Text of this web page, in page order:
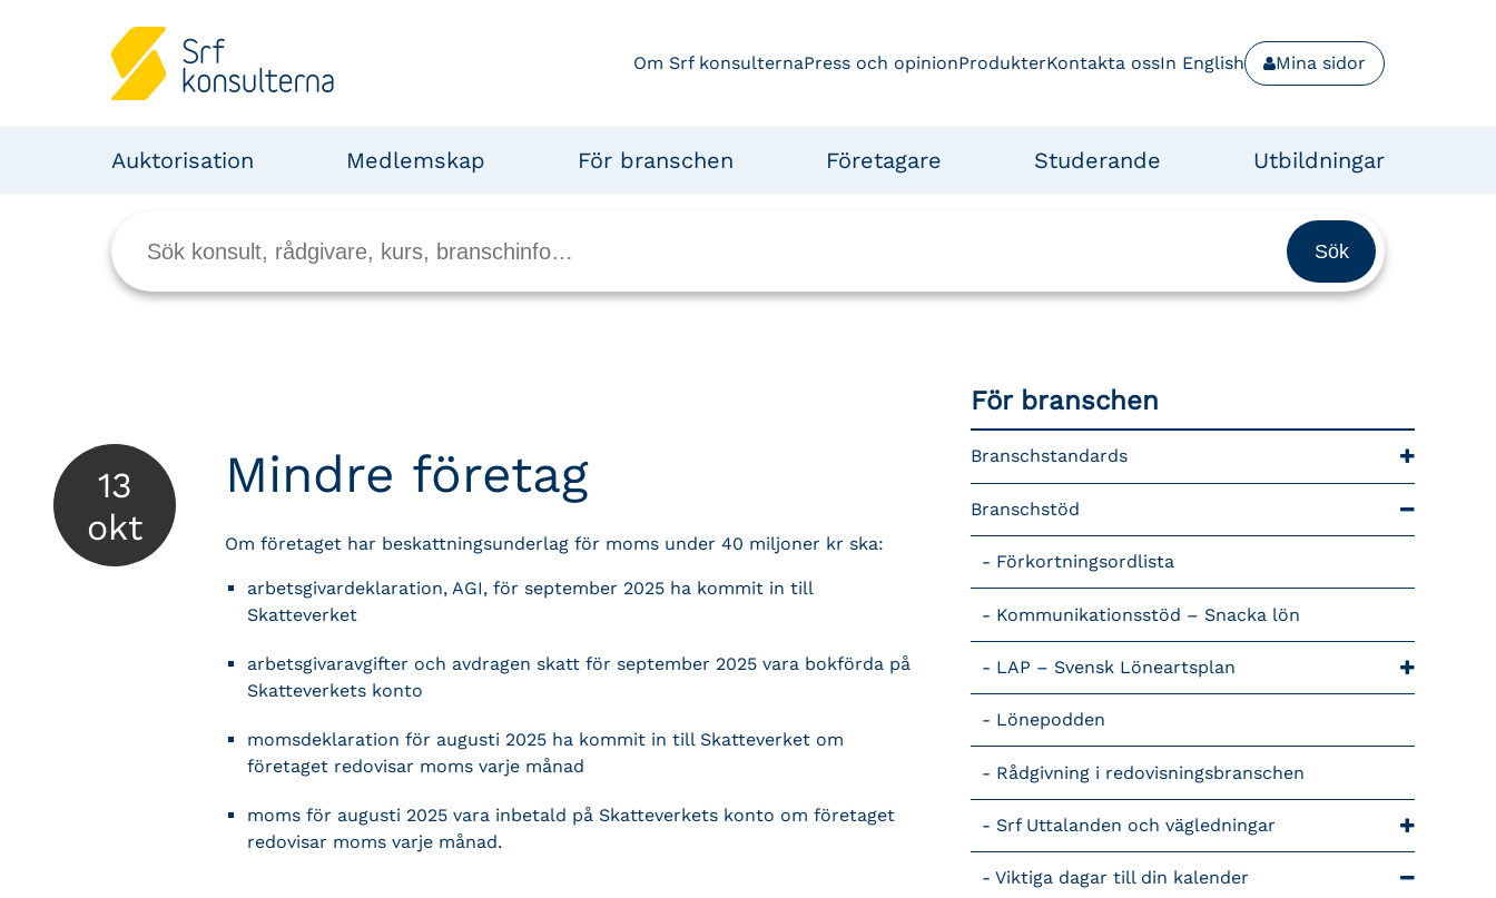
Om Srf konsulternaPress och opinionProdukterKontakta ossIn English Mina sidor
Auktorisation Medlemskap För branschen Företagare Studerande Utbildningar
13
okt
Mindre företag
Om företaget har beskattningsunderlag för moms under 40 miljoner kr ska:
arbetsgivardeklaration, AGI, för september 2025 ha kommit in till
Skatteverket
arbetsgivaravgifter och avdragen skatt för september 2025 vara bokförda på
Skatteverkets konto
momsdeklaration för augusti 2025 ha kommit in till Skatteverket om
företaget redovisar moms varje månad
moms för augusti 2025 vara inbetald på Skatteverkets konto om företaget
redovisar moms varje månad.
För branschen
Branschstandards
Branschstöd
Förkortningsordlista
Kommunikationsstöd – Snacka lön
LAP – Svensk Löneartsplan
Lönepodden
Rådgivning i redovisningsbranschen
Srf Uttalanden och vägledningar
Viktiga dagar till din kalender